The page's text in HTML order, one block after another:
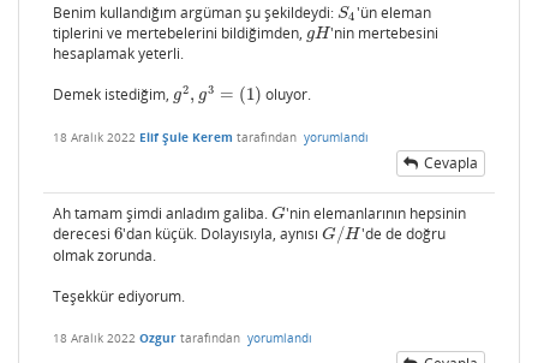
Benim kullandığım argüman şu şekildeydi: S4
S4'ün eleman
tiplerini ve mertebelerini bildiğimden, gH
gH 'nin mertebesini
hesaplamak yeterli.
Demek istediğim, g2, g3 = (1)
g2, g3= (1) oluyor.
18 Aralık 2022 Elif Şule Kerem tarafından yorumlandı
Cevapla
Ah tamam şimdi anladım galiba. G
G'nin elemanlarının hepsinin
derecesi 6
6'dan küçük. Dolayısıyla, aynısıG /H
G/H
'de de doğru
olmak zorunda.
Teşekkür ediyorum.
18 Aralık 2022 Ozgur tarafından yorumlandı